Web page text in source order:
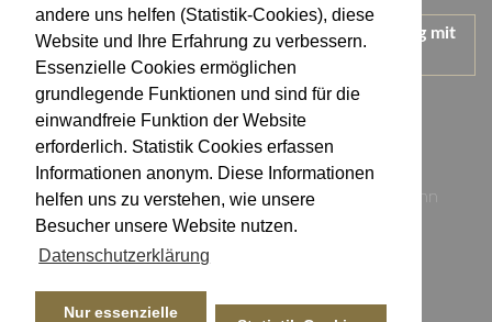
andere uns helfen (Statistik-Cookies), diese
Website und Ihre Erfahrung zu verbessern.
Essenzielle Cookies ermöglichen
grundlegende Funktionen und sind für die
einwandfreie Funktion der Website
erforderlich. Statistik Cookies erfassen
Informationen anonym. Diese Informationen
helfen uns zu verstehen, wie unsere
Besucher unsere Website nutzen.
Datenschutzerklärung
Nur essenzielle
Wir treten für einen verantwortungsvollen Umgang mit
Alkohol ein.
KONTAKT
Weingut Kistenmacher & Hengerer
Eugen-Nägele-Straße 23-25, 74074 Heilbronn
info@kistenmacher-hengerer.de
Telefax: 07131 - 17 23 50